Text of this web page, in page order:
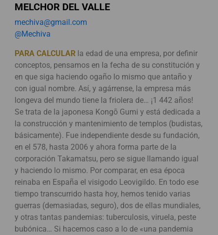
MELCHOR DEL VALLE
mechiva@gmail.com
@Mechiva
PARA CALCULAR la edad de una empresa, por definir
conceptos, pensamos en la fecha de su constitución y
en que siga haciendo ogaño lo mismo que antaño y
con igual nombre. Así, y agárrense, la empresa más
longeva del mundo tiene la friolera de… ¡1 442 años!
Se trata de la japonesa Kongō Gumi y está dedicada a
la construcción y mantenimiento de templos (budistas,
básicamente). Fue independiente desde su fundación,
en el 578, hasta 2006 y ahora forma parte de la
corporación Takamatsu, pero se sigue llamando igual
y haciendo lo mismo. Por comparar, en esa época
reinaba en España el visigodo Leovigildo. En todo ese
tiempo transcurrido hasta hoy, hemos tenido varias
guerras (demasiadas, seguro), dos de ellas mundiales,
y otras tantas pandemias: tuberculosis, viruela, peste
bubónica… Si hacemos caso a lo de «una pandemia